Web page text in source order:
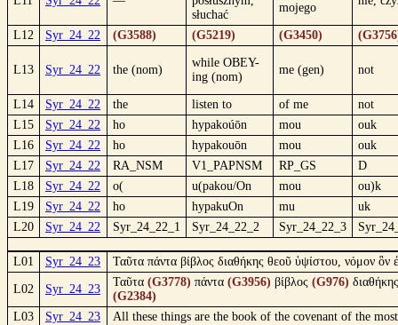
słuchać
mojego
L12 Syr_24_22 (G3588) (G5219) (G3450)
L13 Syr_24_22 the (nom)
while OBEY-
ing (nom)
me (gen) not
L14 Syr_24_22 the listen to of me
not
L15
Syr_24_22 ho hypakoúōn mou
ouk
L16
Syr_24_22 ho hypakouōn mou
ouk
L17
Syr_24_22 RA_NSM V1_PAPNSM RP_GS
D
L18
Syr_24_22 o( u(pakou/On mou
ou)k
L19
Syr_24_22 ho hypakuOn mu
uk
L20
Syr_24_22 Syr_24_22_1 Syr_24_22_2 Syr_24_22_3
L01 Syr_24_23 Ταῦτα πάντα βίβλος διαθήκης θεοῦ ὑψίστου, νόμον
L02 Syr_24_23
Ταῦτα (G3778) πάντα (G3956) βίβλος (G976)
(G2384)
L03
Syr_24_23
All these things are the book of the covenant of the